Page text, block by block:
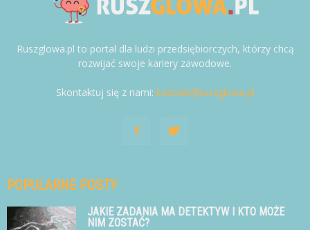
Ruszglowa.pl to portal dla ludzi przedsiębiorczych, którzy chcą
rozwijać swoje kariery zawodowe.
Skontaktuj się z nami: kontakt@ruszglowa.pl
POPULARNE POSTY
JAKIE ZADANIA MA DETEKTYW I KTO MOŻE
NIM ZOSTAĆ?